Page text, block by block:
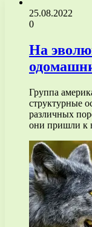
25.08.2022
0
На
Группа
структурные
различных
они пришли к